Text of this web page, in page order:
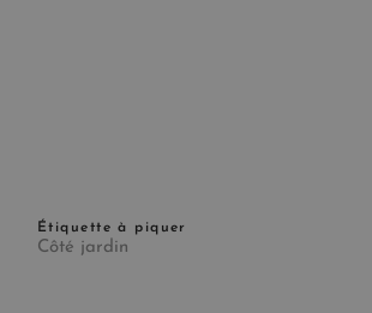
Étiquette à piquer
Côté jardin